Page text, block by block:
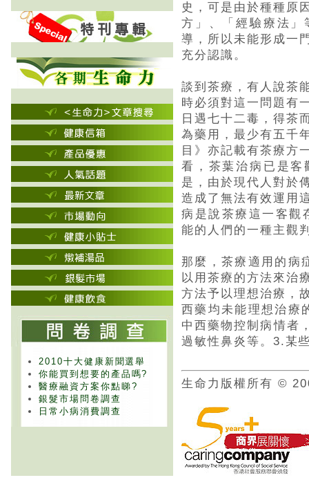
2010十大健康新聞選舉
你能買到想要的產品嗎?
醫療融資方案你點睇?
銀髮市場問卷調查
日常小病消費調查
史，可是由於種種原
方」、「經驗療法
導，所以未能形成一
充分認識。
談到茶療，有人說茶
時必須對這一問題有
日遇七十二毒，得茶
為藥用，最少有五千
目》亦記載有茶療方
看，茶葉治病已是
是，由於現代人對於
造成了無法有效運用
病是說茶療這一客觀
能的人們的一種主觀
那麼，茶療適用的病
以用茶療的方法來治
方法予以理想治療，
西藥均未能理想治療
中西藥物控制病情者
過敏性鼻炎等。3.某
生命力版權所有 ©